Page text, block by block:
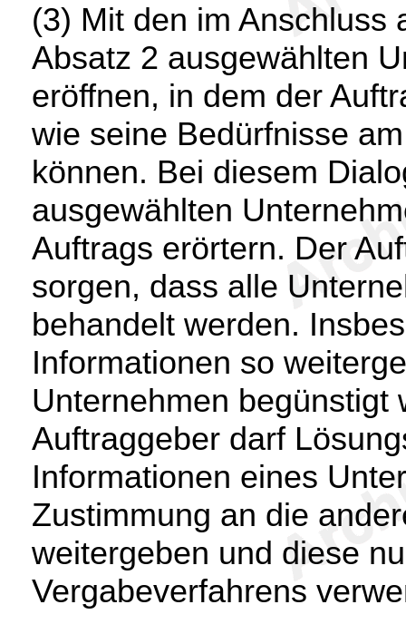
(3) Mit den im Anschluss
Absatz 2 ausgewählten
eröffnen, in dem der
wie seine Bedürfnisse
können. Bei diesem
ausgewählten
Auftrags erörtern. Der
sorgen, dass alle
behandelt werden.
Informationen so
Unternehmen begünstigt
Auftraggeber darf
Informationen eines
Zustimmung an die
weitergeben und diese
Vergabeverfahrens